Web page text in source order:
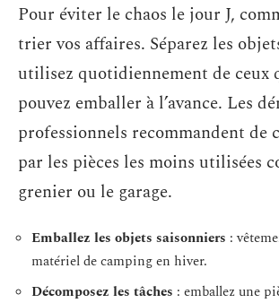
Pour éviter le chaos le jour J,
trier vos affaires. Séparez les
utilisez quotidiennement de ceux
pouvez emballer à l’avance. Les
professionnels recommandent de
par les pièces les moins utilisées
grenier ou le garage.
Emballez les objets saisonniers :
matériel de camping en hiver.
Décomposez les tâches : emballez une